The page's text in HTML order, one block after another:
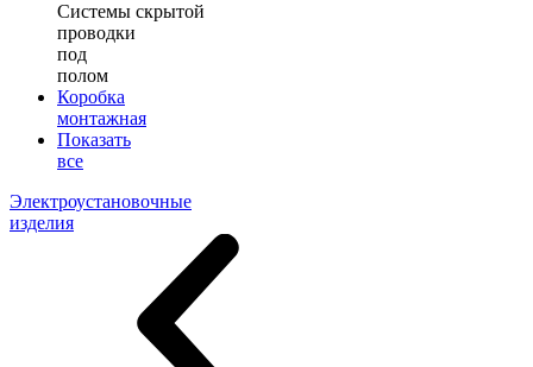
Системы скрытой
проводки
под
полом
Коробка
монтажная
Показать
все
Электроустановочные
изделия